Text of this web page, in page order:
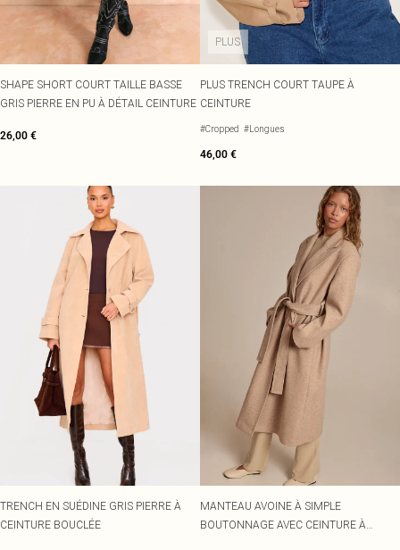
SHAPE SHORT COURT TAILLE BASSE
GRIS PIERRE EN PU À DÉTAIL CEINTURE
26,00 €
PLUS
PLUS TRENCH COURT TAUPE À
CEINTURE
#Cropped #Longues
46,00 €
TRENCH EN SUÉDINE GRIS PIERRE À
CEINTURE BOUCLÉE
MANTEAU AVOINE À SIMPLE
BOUTONNAGE AVEC CEINTURE À